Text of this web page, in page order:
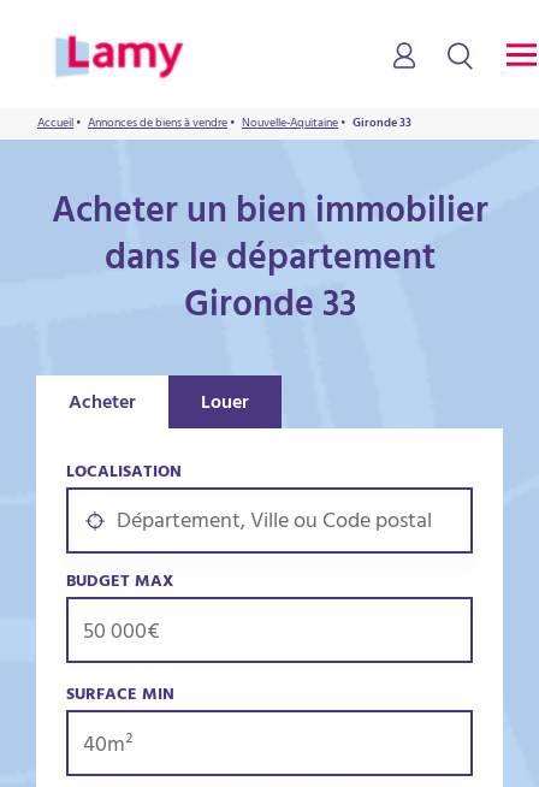
Accueil• Annonces de biens à vendre• Nouvelle-Aquitaine• Gironde 33
Acheter un bien immobilier
dans le département
Gironde 33
Acheter Louer
LOCALISATION
BUDGET MAX
SURFACE MIN